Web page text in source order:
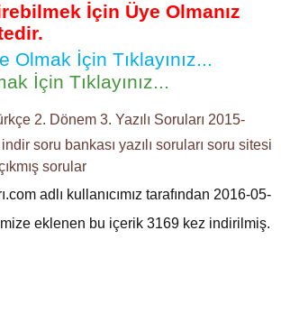
İçin Üye Olmanız
Olmak İçin Tıklayınız...
İçin Tıklayınız...
2. Dönem 3. Yazılı Soruları 2015-
soru bankası yazılı soruları soru sitesi
sorular
adlı kullanıcımız tarafından 2016-05-
eklenen bu içerik 3169 kez indirilmiş.